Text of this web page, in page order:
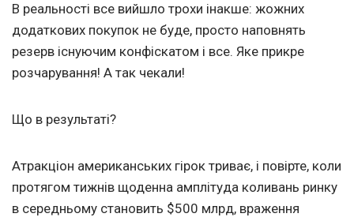
В реальності все вийшло трохи інакше: жожних
додаткових покупок не буде, просто наповнять
резерв існуючим конфіскатом і все. Яке прикре
розчарування! А так чекали!
Що в результаті?
Атракціон американських гірок триває, і повірте, коли
протягом тижнів щоденна амплітуда коливань ринку
в середньому становить $500 млрд, враження